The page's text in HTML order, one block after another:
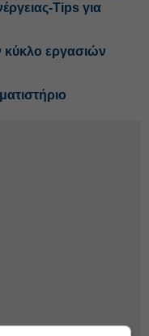
Tips για
εργασιών